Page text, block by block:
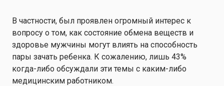
В частности, был проявлен огромный интерес к
вопросу о том, как состояние обмена веществ и
здоровье мужчины могут влиять на способность
пары зачать ребенка. К сожалению, лишь 43%
когда-либо обсуждали эти темы с каким-либо
медицинским работником.